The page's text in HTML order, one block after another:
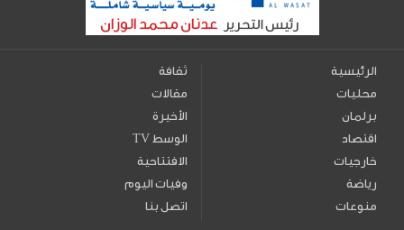
الرئيسية
محليات
برلمان
اقتصاد
خارجيات
رياضة
منوعات
ثقافة
مقالات
الأخيرة
TV الوسط
الافتتاحية
وفيات اليوم
اتصل بنا